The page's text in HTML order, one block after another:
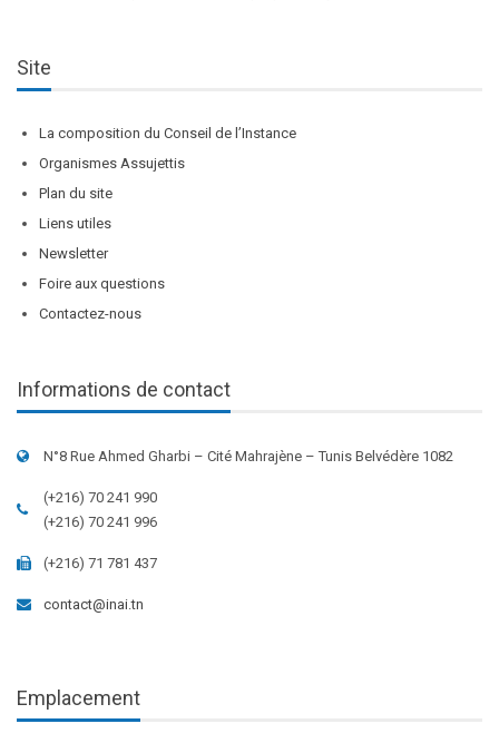
Site
La composition du Conseil de l’Instance
Organismes Assujettis
Plan du site
Liens utiles
Newsletter
Foire aux questions
Contactez-nous
Informations de contact
N°8 Rue Ahmed Gharbi – Cité Mahrajène – Tunis Belvédère 1082
(+216) 70 241 990
(+216) 70 241 996
(+216) 71 781 437
contact@inai.tn
Emplacement